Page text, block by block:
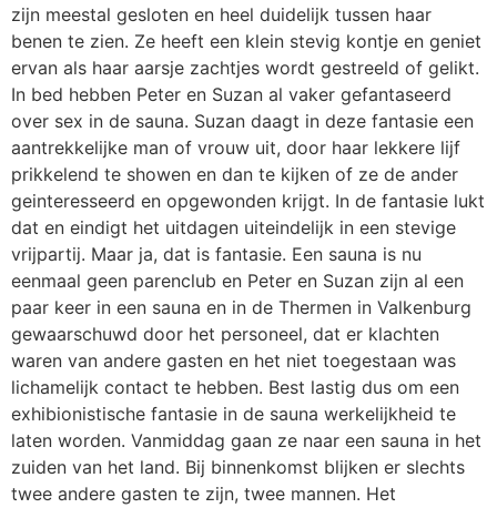
zijn meestal gesloten en heel duidelijk tussen haar
benen te zien. Ze heeft een klein stevig kontje en geniet
ervan als haar aarsje zachtjes wordt gestreeld of gelikt.
In bed hebben Peter en Suzan al vaker gefantaseerd
over sex in de sauna. Suzan daagt in deze fantasie een
aantrekkelijke man of vrouw uit, door haar lekkere lijf
prikkelend te showen en dan te kijken of ze de ander
geinteresseerd en opgewonden krijgt. In de fantasie lukt
dat en eindigt het uitdagen uiteindelijk in een stevige
vrijpartij. Maar ja, dat is fantasie. Een sauna is nu
eenmaal geen parenclub en Peter en Suzan zijn al een
paar keer in een sauna en in de Thermen in Valkenburg
gewaarschuwd door het personeel, dat er klachten
waren van andere gasten en het niet toegestaan was
lichamelijk contact te hebben. Best lastig dus om een
exhibionistische fantasie in de sauna werkelijkheid te
laten worden. Vanmiddag gaan ze naar een sauna in het
zuiden van het land. Bij binnenkomst blijken er slechts
twee andere gasten te zijn, twee mannen. Het